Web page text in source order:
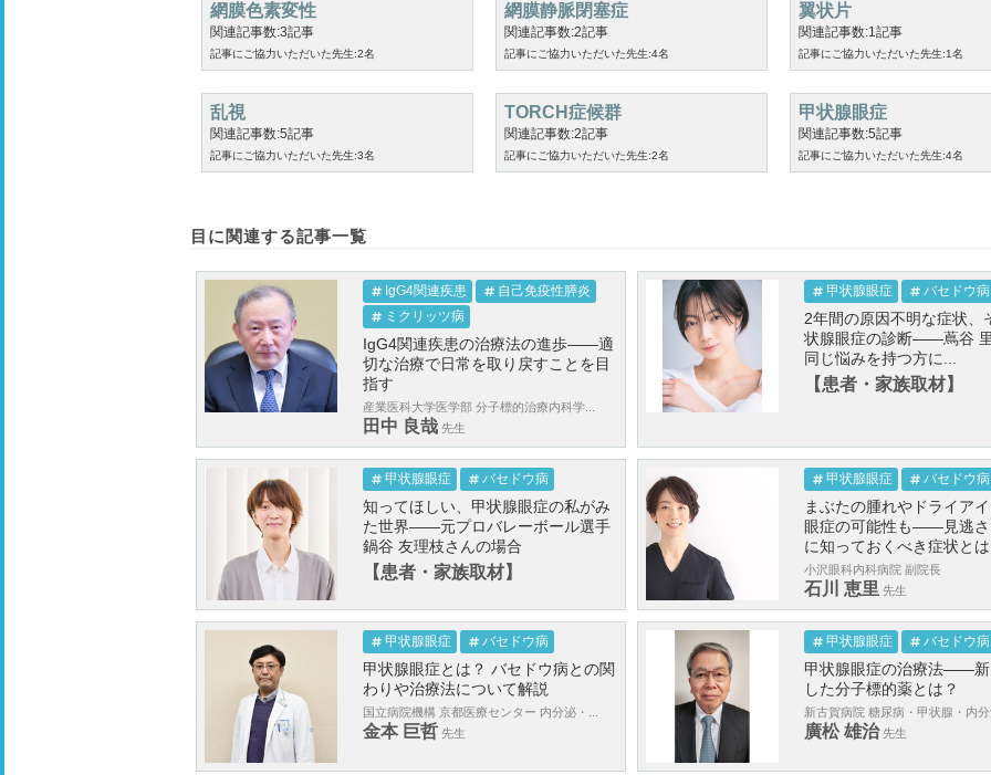
網膜色素変性
関連記事数:3記事
記事にご協力いただいた先生:2名
網膜静脈閉塞症
関連記事数:2記事
記事にご協力いただいた先生:4名
翼状片
関連記事数:1記事
記事にご協力いただいた先生:1名
乱視
関連記事数:5記事
記事にご協力いただいた先生:3名
TORCH症候群
関連記事数:2記事
記事にご協力いただいた先生:2名
甲状腺眼症
関連記事数:5記事
記事にご協力いただいた先生:4名
目に関連する記事一覧
IgG4関連疾患
自己免疫性膵炎
ミクリッツ病
IgG4関連疾患の治療法の進歩――適
切な治療で日常を取り戻すことを目
指す
産業医科大学医学部 分子標的治療内科学...
田中 良哉 先生
甲状腺眼症 バセドウ病
2年間の原因不明な症状、
状腺眼症の診断――蔦谷
同じ悩みを持つ方に...
【患者・家族取材】
甲状腺眼症 バセドウ病
知ってほしい、甲状腺眼症の私がみ
た世界――元プロバレーボール選手
鍋谷 友理枝さんの場合
【患者・家族取材】
甲状腺眼症 バセドウ病
まぶたの腫れやドライア
眼症の可能性も――見逃さ
に知っておくべき症状とは
小沢眼科内科病院 副院長
石川 恵里 先生
甲状腺眼症 バセドウ病
甲状腺眼症とは？ バセドウ病との関
わりや治療法について解説
国立病院機構 京都医療センター 内分泌・...
金本 巨哲 先生
甲状腺眼症 バセドウ病
甲状腺眼症の治療法――新
した分子標的薬とは？
新古賀病院 糖尿病・甲状腺・内
廣松 雄治先生